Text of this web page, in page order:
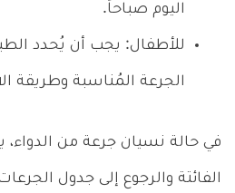
اليوم صباحاً.
للأطفال: يجب أن يُحدد
الجرعة المُناسبة وطريقة
في حالة نسيان جرعة من
الفائتة والرجوع إلى جدول